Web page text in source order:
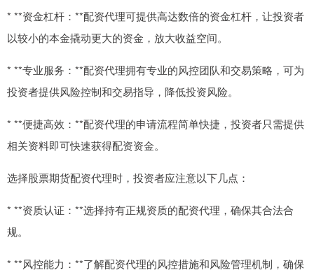
* **资金杠杆：**配资代理可提供高达数倍的资金杠杆，让投资者
以较小的本金撬动更大的资金，放大收益空间。
* **专业服务：**配资代理拥有专业的风控团队和交易策略，可为
投资者提供风险控制和交易指导，降低投资风险。
* **便捷高效：**配资代理的申请流程简单快捷，投资者只需提供
相关资料即可快速获得配资资金。
选择股票期货配资代理时，投资者应注意以下几点：
* **资质认证：**选择持有正规资质的配资代理，确保其合法合
规。
* **风控能力：**了解配资代理的风控措施和风险管理机制，确保